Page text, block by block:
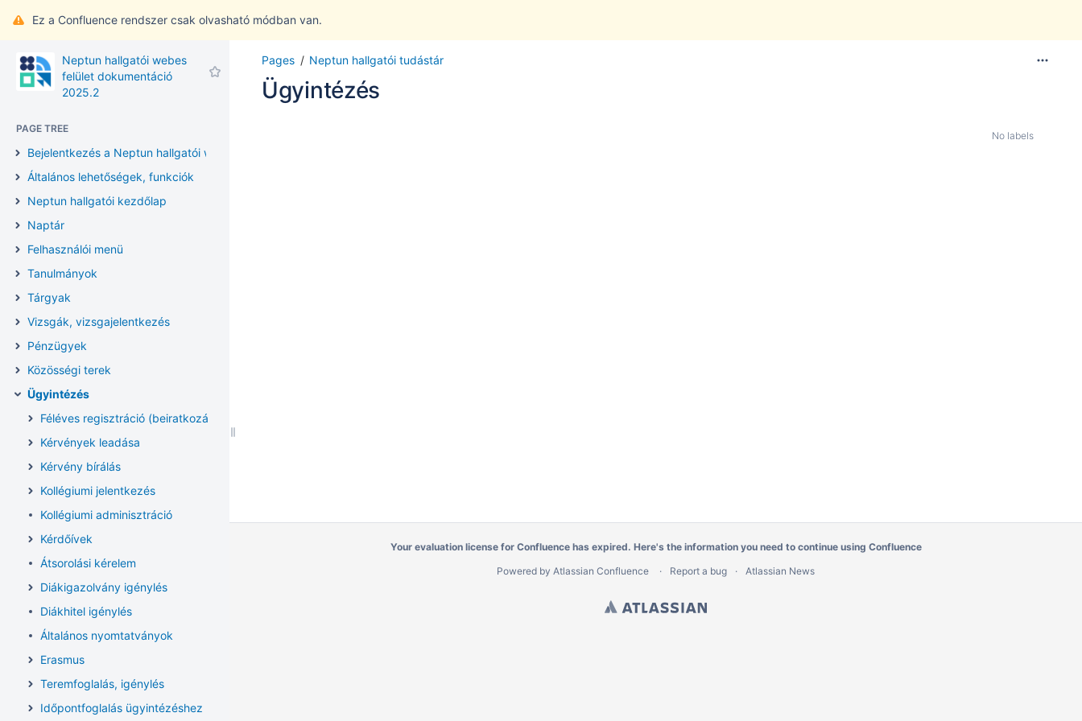
Ez a Confluence rendszer csak olvasható módban van.
Neptun hallgatói webes
felület dokumentáció
2025.2
PAGE TREE
Bejelentkezés a Neptun hallgatói webes felületre
Általános lehetőségek, funkciók
Neptun hallgatói kezdőlap
Naptár
Felhasználói menü
Tanulmányok
Tárgyak
Vizsgák, vizsgajelentkezés
Pénzügyek
Közösségi terek
Ügyintézés
Féléves regisztráció (beiratkozás/bejelentkezés)
Kérvények leadása
Kérvény bírálás
Kollégiumi jelentkezés
Kollégiumi adminisztráció
Kérdőívek
Átsorolási kérelem
Diákigazolvány igénylés
Diákhitel igénylés
Általános nyomtatványok
Erasmus
Teremfoglalás, igénylés
Időpontfoglalás ügyintézéshez
Pages Neptun hallgatói tudástár
Ügyintézés
No labels
Your evaluation license for Confluence has expired. Here's the information you need to continue using Confluence
Powered by Atlassian Confluence Report a bug Atlassian News